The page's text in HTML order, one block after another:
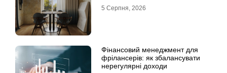
5 Серпня, 2026
Фінансовий менеджмент для
фрілансерів: як збалансувати
нерегулярні доходи